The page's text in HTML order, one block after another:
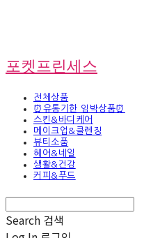
포켓프린세스
전체상품
⏰유통기한 임박상품⏰
스킨&바디케어
메이크업&클렌징
뷰티소품
헤어&네일
생활&건강
커피&푸드
Search 검색